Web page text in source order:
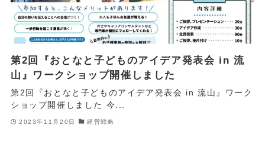
第2回『おとなと子どものアイデア発表会 in 流
山』ワークショップ開催しました
第2回『おとなと子どものアイデア発表会 in 流山』ワーク
ショップ開催しました 今...
2023年11月20日 経営戦略